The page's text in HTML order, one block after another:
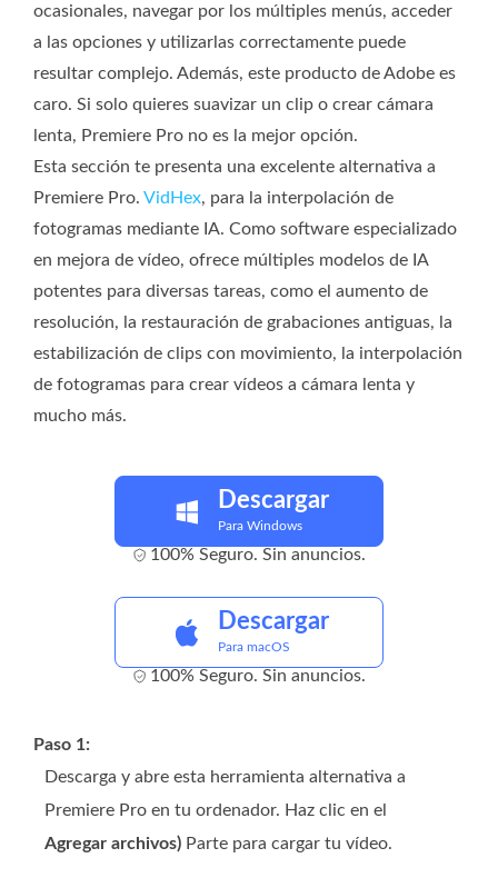
ocasionales, navegar por los múltiples menús, acceder
a las opciones y utilizarlas correctamente puede
resultar complejo. Además, este producto de Adobe es
caro. Si solo quieres suavizar un clip o crear cámara
lenta, Premiere Pro no es la mejor opción.
Esta sección te presenta una excelente alternativa a
Premiere Pro. VidHex, para la interpolación de
fotogramas mediante IA. Como software especializado
en mejora de vídeo, ofrece múltiples modelos de IA
potentes para diversas tareas, como el aumento de
resolución, la restauración de grabaciones antiguas, la
estabilización de clips con movimiento, la interpolación
de fotogramas para crear vídeos a cámara lenta y
mucho más.
Descargar
Para Windows
100% Seguro. Sin anuncios.
Descargar
Para macOS
100% Seguro. Sin anuncios.
Paso 1:
Descarga y abre esta herramienta alternativa a
Premiere Pro en tu ordenador. Haz clic en el
Agregar archivos) Parte para cargar tu vídeo.